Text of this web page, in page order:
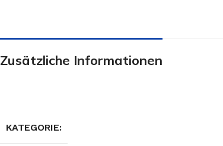
Zusätzliche Informationen
KATEGORIE: